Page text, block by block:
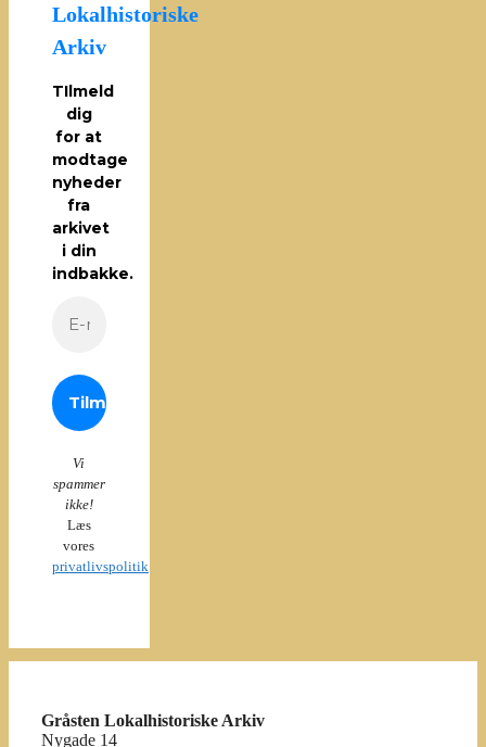
Lokalhistoriske
Arkiv
TIlmeld
dig
for at
modtage
nyheder
fra
arkivet
i din
indbakke.
Vi
spammer
ikke!
Læs
vores
privatlivspolitik
Gråsten Lokalhistoriske Arkiv
Nygade 14